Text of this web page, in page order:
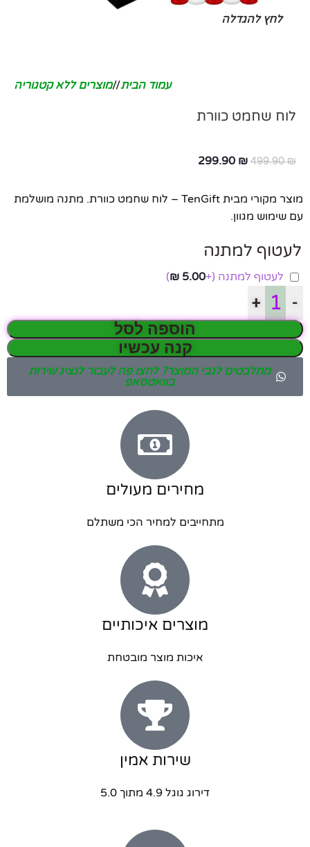
לחץ להגדלה
עמוד הבית/ מוצרים ללא קטגוריה
לוח שחמט כוורת
499.90₪
299.90 ₪
מוצר מקורי מבית TenGift – לוח שחמט כוורת. מתנה מושלמת
עם שימוש מגוון.
לעטוף למתנה
לעטוף למתנה (+
5.00
₪
)
-
+
הוספה לסל
קנה עכשיו
מתלבטים לגבי המוצר? לחצו פה לעבור לנציג שירות
בוואטסאפ
מחירים מעולים
מתחייבים למחיר הכי משתלם
מוצרים איכותיים
איכות מוצר מובטחת
שירות אמין
דירוג גוגל 4.9 מתוך 5.0